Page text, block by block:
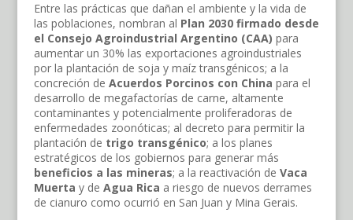
Entre las prácticas que dañan el ambiente y la vida de
las poblaciones, nombran al Plan 2030 firmado desde
el Consejo Agroindustrial Argentino (CAA) para
aumentar un 30% las exportaciones agroindustriales
por la plantación de soja y maíz transgénicos; a la
concreción de Acuerdos Porcinos con China para el
desarrollo de megafactorías de carne, altamente
contaminantes y potencialmente proliferadoras de
enfermedades zoonóticas; al decreto para permitir la
plantación de trigo transgénico; a los planes
estratégicos de los gobiernos para generar más
beneficios a las mineras; a la reactivación de Vaca
Muerta y de Agua Rica a riesgo de nuevos derrames
de cianuro como ocurrió en San Juan y Mina Gerais.